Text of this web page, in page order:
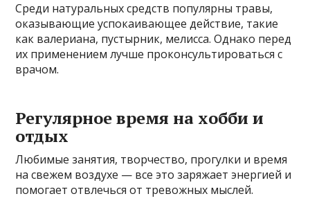
Среди натуральных средств популярны травы,
оказывающие успокаивающее действие, такие
как валериана, пустырник, мелисса. Однако перед
их применением лучше проконсультироваться с
врачом.
Регулярное время на хобби и
отдых
Любимые занятия, творчество, прогулки и время
на свежем воздухе — все это заряжает энергией и
помогает отвлечься от тревожных мыслей.